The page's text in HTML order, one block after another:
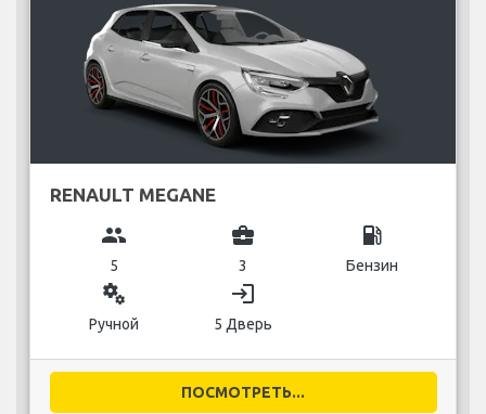
RENAULT MEGANE
group
5
business_center
3
local_gas_station
Бензин
miscellaneous_services
Ручной
login
5 Дверь
ПОСМОТРЕТЬ...